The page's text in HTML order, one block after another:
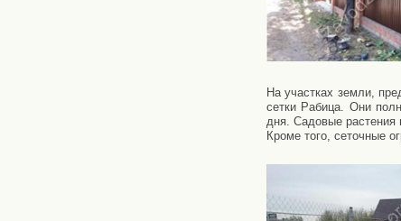
На участках земли,
сетки Рабица. Они
дня. Садовые растения
Кроме того, сеточные